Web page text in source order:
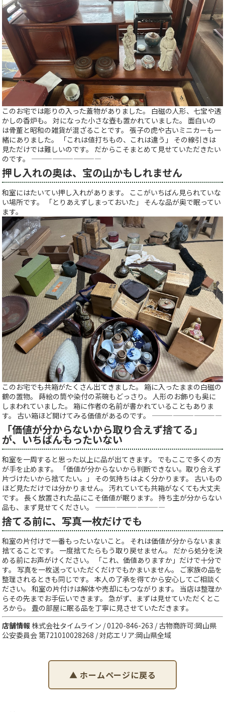
このお宅では彫りの入った蓋物がありました。 白磁の人形、七宝や透
かしの香炉も。 対になった小さな壺も置かれていました。 面白いの
は骨董と昭和の雑貨が混ざることです。 張子の虎や古いミニカーも一
緒にありました。 「これは値打ちもの、これは違う」 その線引きは
見ただけでは難しいのです。 だからこそまとめて見せていただきたい
のです。 ——————————
押し入れの奥は、宝の山かもしれません
和室にはたいてい押し入れがあります。 ここがいちばん見られていな
い場所です。 「とりあえずしまっておいた」 そんな品が奥で眠ってい
ます。
このお宅でも共箱がたくさん出てきました。 箱に入ったままの白磁の
鶴の置物。 蒔絵の筒や染付の茶碗もどっさり。 人形のお飾りも奥に
しまわれていました。 箱に作者の名前が書かれていることもありま
す。 古い箱ほど開けてみる価値があるのです。 ——————————
「価値が分からないから取り合えず捨てる」
が、いちばんもったいない
和室を一周すると思った以上に品が出てきます。 でもここで多くの方
が手を止めます。 「価値が分からないから判断できない。取り合えず
片づけたいから捨てたい。」 その気持ちはよく分かります。 古いもの
ほど見ただけでは分かりません。 汚れていても共箱がなくても大丈夫
です。 長く放置された品にこそ価値が眠ります。 持ち主が分からない
品も、まず見せてください。 ——————————
捨てる前に、写真一枚だけでも
和室の片付けで一番もったいないこと。 それは価値が分からないまま
捨てることです。 一度捨てたらもう取り戻せません。 だから処分を決
める前にお声がけください。 「これ、価値ありますか」だけで十分で
す。 写真を一枚送っていただくだけでもかまいません。 ご家族の品を
整理されるときも同じです。 本人の了承を得てから安心してご相談く
ださい。 和室の片付けは解体や売却にもつながります。 当店は整理か
らその先までお手伝いできます。 急がず、まずは見せていただくとこ
ろから。 畳の部屋に眠る品を丁寧に見させていただきます。
店舗情報株式会社タイムライン / 0120-846-263 / 古物商許可:岡山県
公安委員会 第721010028268 / 対応エリア:岡山県全域
▲ ホームページに戻る